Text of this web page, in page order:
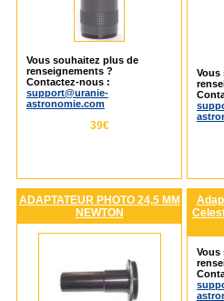
Vous souhaitez plus de
renseignements ?
Contactez-nous :
support@uranie-
astronomie.com
39€
Vous
ADAPTATEUR PHOTO 24,5 MM
NEWTON
Vous